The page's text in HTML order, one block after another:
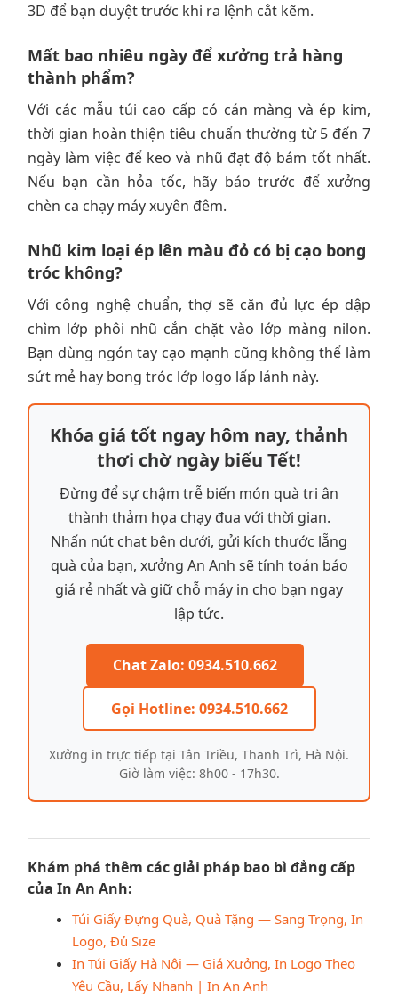
3D để bạn duyệt trước khi ra lệnh cắt kẽm.
Mất bao nhiêu ngày để xưởng trả hàng
thành phẩm?
Với các mẫu túi cao cấp có cán màng và ép kim,
thời gian hoàn thiện tiêu chuẩn thường từ 5 đến 7
ngày làm việc để keo và nhũ đạt độ bám tốt nhất.
Nếu bạn cần hỏa tốc, hãy báo trước để xưởng
chèn ca chạy máy xuyên đêm.
Nhũ kim loại ép lên màu đỏ có bị cạo bong
tróc không?
Với công nghệ chuẩn, thợ sẽ căn đủ lực ép dập
chìm lớp phôi nhũ cắn chặt vào lớp màng nilon.
Bạn dùng ngón tay cạo mạnh cũng không thể làm
sứt mẻ hay bong tróc lớp logo lấp lánh này.
Khóa giá tốt ngay hôm nay, thảnh
thơi chờ ngày biếu Tết!
Đừng để sự chậm trễ biến món quà tri ân
thành thảm họa chạy đua với thời gian.
Nhấn nút chat bên dưới, gửi kích thước lẵng
quà của bạn, xưởng An Anh sẽ tính toán báo
giá rẻ nhất và giữ chỗ máy in cho bạn ngay
lập tức.
Chat Zalo: 0934.510.662
Gọi Hotline: 0934.510.662
Xưởng in trực tiếp tại Tân Triều, Thanh Trì, Hà Nội.
Giờ làm việc: 8h00 - 17h30.
Khám phá thêm các giải pháp bao bì đẳng cấp
của In An Anh:
Túi Giấy Đựng Quà, Quà Tặng — Sang Trọng, In
Logo, Đủ Size
In Túi Giấy Hà Nội — Giá Xưởng, In Logo Theo
Yêu Cầu, Lấy Nhanh | In An Anh